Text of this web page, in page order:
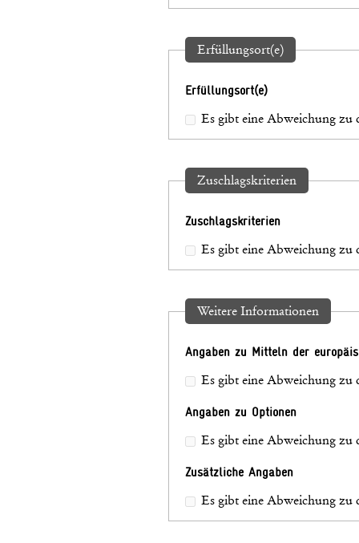
Erfüllungsort(e)
Erfüllungsort(e)
Es gibt eine Abweichung zu
Zuschlagskriterien
Zuschlagskriterien
Es gibt eine Abweichung zu
Weitere Informationen
Angaben zu Mitteln der
Es gibt eine Abweichung zu
Angaben zu Optionen
Es gibt eine Abweichung zu
Zusätzliche Angaben
Es gibt eine Abweichung zu